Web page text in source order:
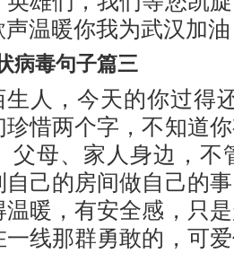
温暖你我为武汉加油
毒句子篇三
，今天的你过得还
惜两个字，不知道
父母、家人身边，不
己的房间做自己的
暖，有安全感，只
一线那群勇敢的，可